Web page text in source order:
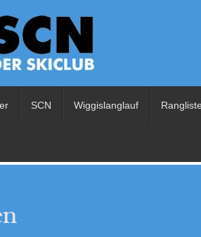
SCN Wiggislanglauf